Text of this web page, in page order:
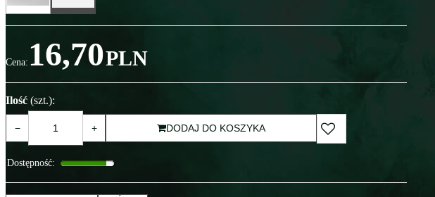
Cena: 16,70PLN
Ilość (szt.):
− + DODAJ DO KOSZYKA
Dostępność: